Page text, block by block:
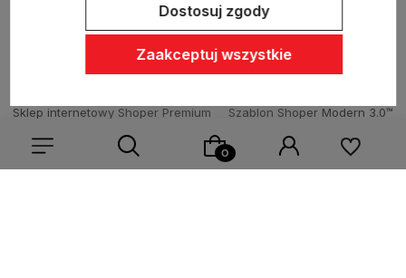
Sklep internetowy Shoper Premium
Szablon Shoper Modern 3.0™
Dostosuj zgody
Zaakceptuj wszystkie